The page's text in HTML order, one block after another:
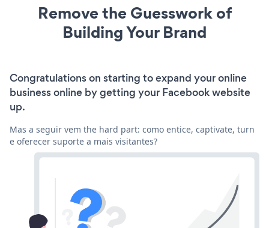
Remove the Guesswork of
Building Your Brand
Congratulations on starting to expand your online
business online by getting your Facebook website
up.
Mas a seguir vem the hard part: como entice, captivate, turn
e oferecer suporte a mais visitantes?